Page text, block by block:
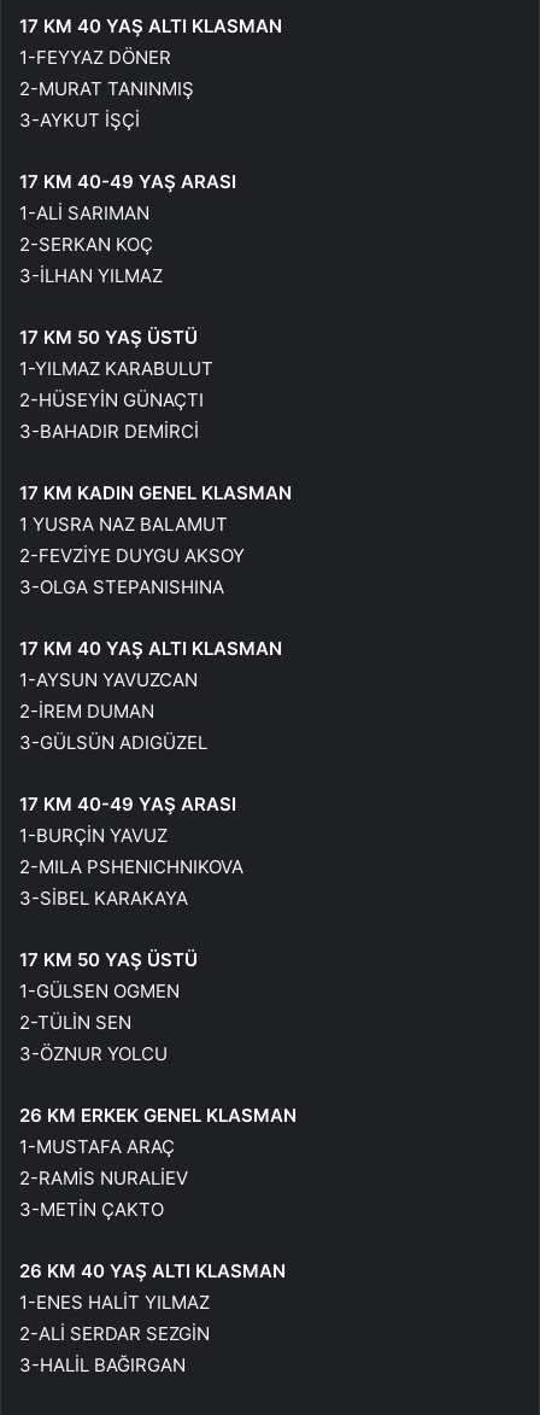
17 KM 40 YAŞ ALTI KLASMAN
1-FEYYAZ DÖNER
2-MURAT TANINMIŞ
3-AYKUT İŞÇİ
17 KM 40-49 YAŞ ARASI
1-ALİ SARIMAN
2-SERKAN KOÇ
3-İLHAN YILMAZ
17 KM 50 YAŞ ÜSTÜ
1-YILMAZ KARABULUT
2-HÜSEYİN GÜNAÇTI
3-BAHADIR DEMİRCİ
17 KM KADIN GENEL KLASMAN
1 YUSRA NAZ BALAMUT
2-FEVZİYE DUYGU AKSOY
3-OLGA STEPANISHINA
17 KM 40 YAŞ ALTI KLASMAN
1-AYSUN YAVUZCAN
2-İREM DUMAN
3-GÜLSÜN ADIGÜZEL
17 KM 40-49 YAŞ ARASI
1-BURÇİN YAVUZ
2-MILA PSHENICHNIKOVA
3-SİBEL KARAKAYA
17 KM 50 YAŞ ÜSTÜ
1-GÜLSEN OGMEN
2-TÜLİN SEN
3-ÖZNUR YOLCU
26 KM ERKEK GENEL KLASMAN
1-MUSTAFA ARAÇ
2-RAMİS NURALİEV
3-METİN ÇAKTO
26 KM 40 YAŞ ALTI KLASMAN
1-ENES HALİT YILMAZ
2-ALİ SERDAR SEZGİN
3-HALİL BAĞIRGAN